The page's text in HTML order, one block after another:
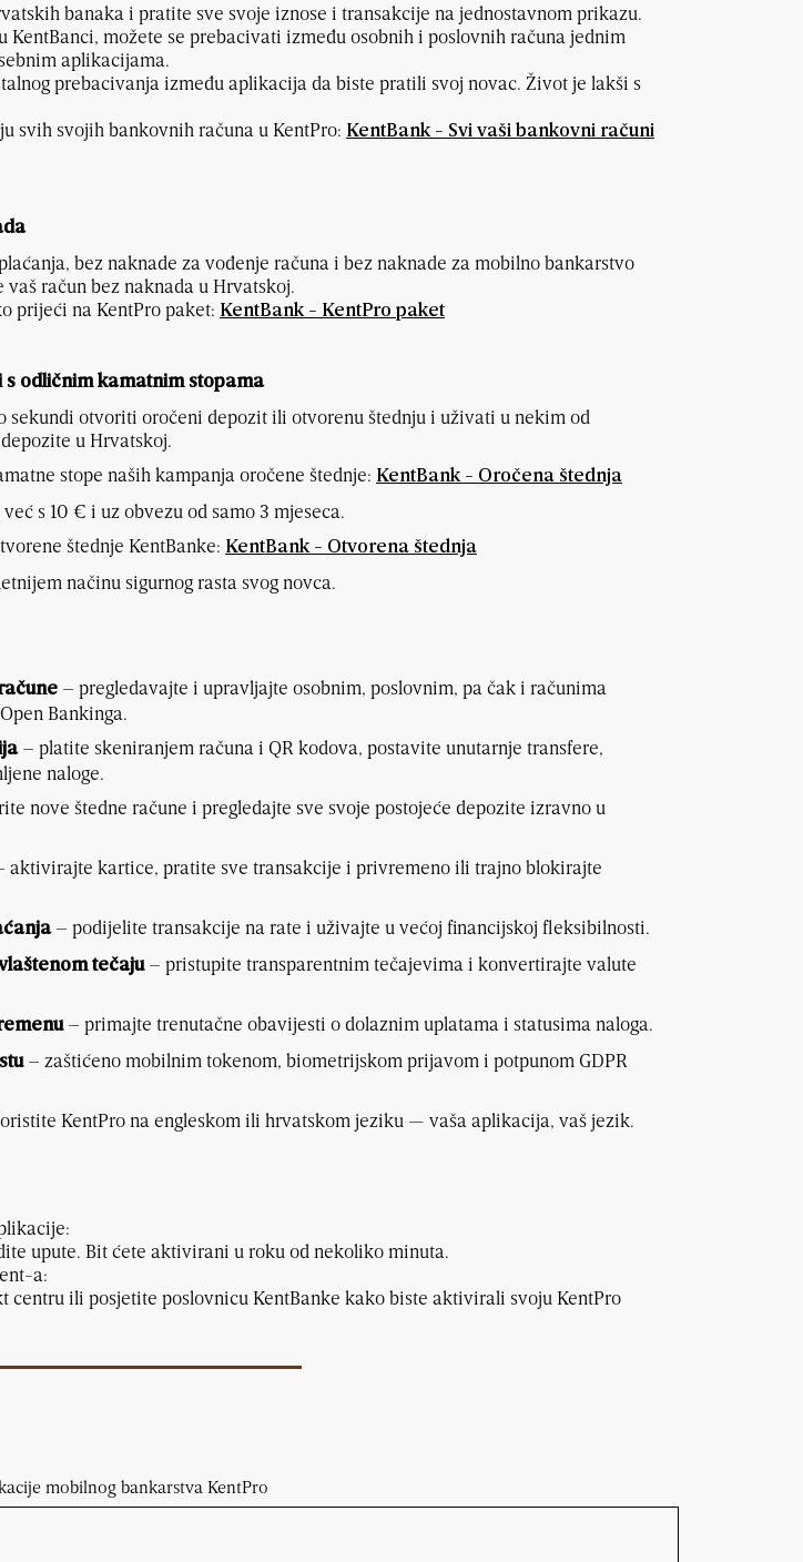
banaka i pratite sve svoje iznose i transakcije na jednostavnom prikazu.
KentBanci, možete se prebacivati između osobnih i poslovnih računa jednim
aplikacijama.
prebacivanja između aplikacija da biste pratili svoj novac. Život je lakši s
svih svojih bankovnih računa u KentPro: KentBank - Svi vaši bankovni računi
bez naknade za vođenje računa i bez naknade za mobilno bankarstvo
vaš račun bez naknada u Hrvatskoj.
prijeći na KentPro paket: KentBank - KentPro paket
s odličnim kamatnim stopama
sekundi otvoriti oročeni depozit ili otvorenu štednju i uživati u nekim od
u Hrvatskoj.
stope naših kampanja oročene štednje: KentBank - Oročena štednja
s 10 € i uz obvezu od samo 3 mjeseca.
štednje KentBanke: KentBank - Otvorena štednja
načinu sigurnog rasta svog novca.
– pregledavajte i upravljajte osobnim, poslovnim, pa čak i računima
Bankinga.
– platite skeniranjem računa i QR kodova, postavite unutarnje transfere,
naloge.
nove štedne račune i pregledajte sve svoje postojeće depozite izravno u
aktivirajte kartice, pratite sve transakcije i privremeno ili trajno blokirajte
– podijelite transakcije na rate i uživajte u većoj financijskoj fleksibilnosti.
tečaju– pristupite transparentnim tečajevima i konvertirajte valute
– primajte trenutačne obavijesti o dolaznim uplatama i statusima naloga.
– zaštićeno mobilnim tokenom, biometrijskom prijavom i potpunom GDPR
KentPro na engleskom ili hrvatskom jeziku — vaša aplikacija, vaš jezik.
upute. Bit ćete aktivirani u roku od nekoliko minuta.
a:
centru ili posjetite poslovnicu KentBanke kako biste aktivirali svoju KentPro
mobilnog bankarstva KentPro